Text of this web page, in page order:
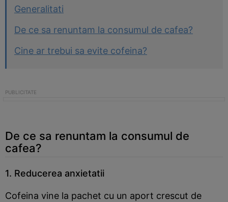
Generalitati
De ce sa renuntam la consumul de cafea?
Cine ar trebui sa evite cofeina?
De ce sa renuntam la consumul de
cafea?
1. Reducerea anxietatii
Cofeina vine la pachet cu un aport crescut de